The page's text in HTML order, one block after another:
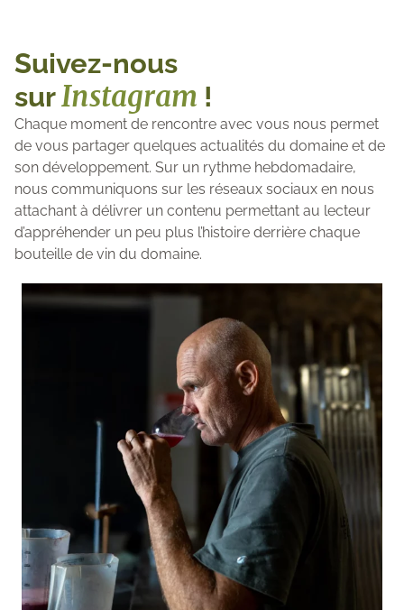
Suivez-nous
surInstagram !
Chaque moment de rencontre avec vous nous permet
de vous partager quelques actualités du domaine et de
son développement. Sur un rythme hebdomadaire,
nous communiquons sur les réseaux sociaux en nous
attachant à délivrer un contenu permettant au lecteur
d’appréhender un peu plus l’histoire derrière chaque
bouteille de vin du domaine.